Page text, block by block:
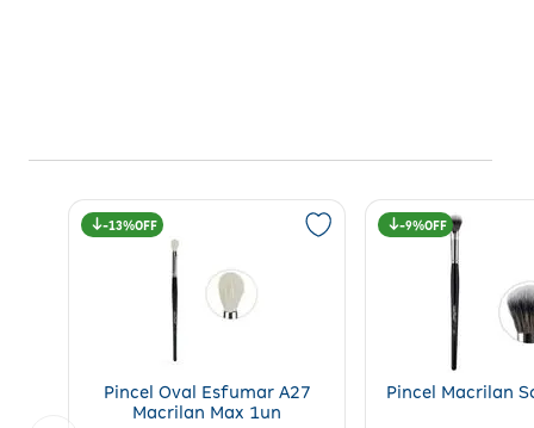
Contraindicações: Hipersensibilidade a qualquer componente da
13%
Pincel Oval Esfumar A27
Macrilan Max 1un
9%
Pincel Macrilan